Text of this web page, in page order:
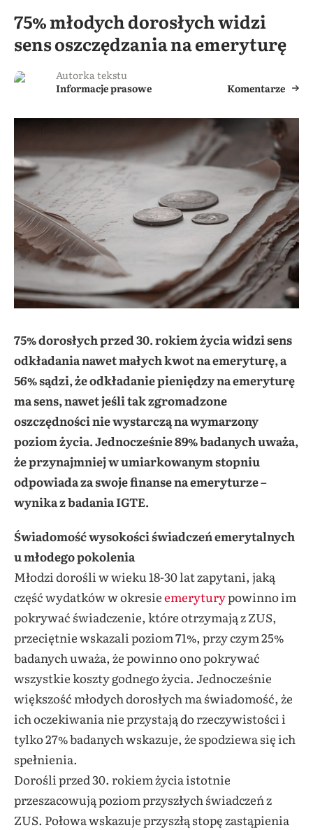
75% młodych dorosłych widzi
sens oszczędzania na emeryturę
Autorka tekstu
Informacje prasowe
Komentarze
75% dorosłych przed 30. rokiem życia widzi sens
odkładania nawet małych kwot na emeryturę, a
56% sądzi, że odkładanie pieniędzy na emeryturę
ma sens, nawet jeśli tak zgromadzone
oszczędności nie wystarczą na wymarzony
poziom życia. Jednocześnie 89% badanych uważa,
że przynajmniej w umiarkowanym stopniu
odpowiada za swoje finanse na emeryturze –
wynika z badania IGTE.
Świadomość wysokości świadczeń emerytalnych
u młodego pokolenia
Młodzi dorośli w wieku 18-30 lat zapytani, jaką
część wydatków w okresieemeryturypowinno im
pokrywać świadczenie, które otrzymają z ZUS,
przeciętnie wskazali poziom 71%, przy czym 25%
badanych uważa, że powinno ono pokrywać
wszystkie koszty godnego życia. Jednocześnie
większość młodych dorosłych ma świadomość, że
ich oczekiwania nie przystają do rzeczywistości i
tylko 27% badanych wskazuje, że spodziewa się ich
spełnienia.
Dorośli przed 30. rokiem życia istotnie
przeszacowują poziom przyszłych świadczeń z
ZUS. Połowa wskazuje przyszłą stopę zastąpienia